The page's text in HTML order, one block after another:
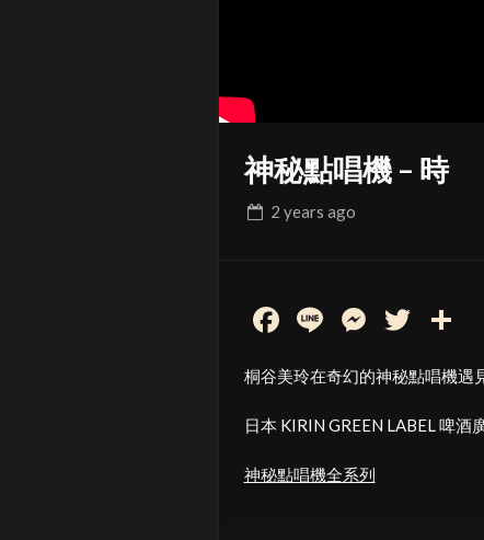
神秘點唱機 – 時
2 years ago
Facebook
Line
桐谷美玲在奇幻的神秘點唱機遇
日本 KIRIN GREEN LABEL 啤
神秘點唱機全系列